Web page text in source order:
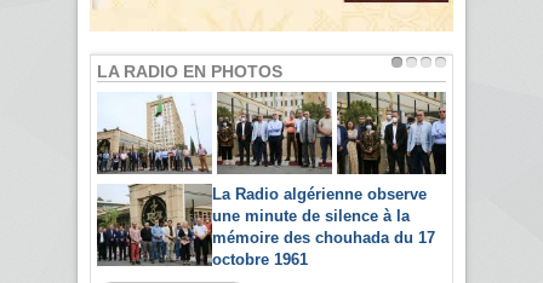
LA RADIO EN PHOTOS
La Radio algérienne observe
une minute de silence à la
mémoire des chouhada du 17
octobre 1961